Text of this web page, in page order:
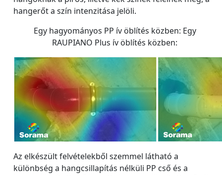
hangerőt a szín intenzitása jelöli.
Egy hagyományos PP ív öblítés közben: Egy
RAUPIANO Plus ív öblítés közben:
Az elkészült felvételekből szemmel látható a
különbség a hangcsillapítás nélküli PP cső és a